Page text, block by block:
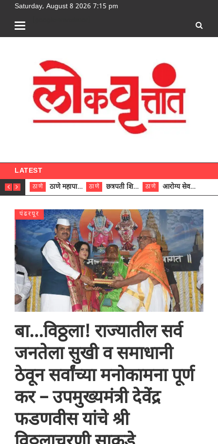
Saturday, August 8 2026 7:15 pm
LATEST
ठाणे ठाणे महापालिकेच्या नऊ प्रभाग समित्यांवर अध्यक्ष विराजमान ठाणे छत्रपती शिवाजी महाराज रुग्णालयात दुर्मिळ ट्युमरची यशस्वी शस्त्रक्रिया ठाणे आरोग्य सेवक (पुरुष) पदावरून ११ कर्मचाऱ्यांना आरोग्य सहाय्यक (पुरुष) पदावर पदोन्नती; मुख्य कार्यकारी अधिकारी रणजित यादव यांच्या हस्ते आदेश वितरण
पंढरपूर
बा…विठ्ठला! राज्यातील सर्व
जनतेला सुखी व समाधानी
ठेवून सर्वांच्या मनोकामना पूर्ण
कर – उपमुख्यमंत्री देवेंद्र
फडणवीस यांचे श्री